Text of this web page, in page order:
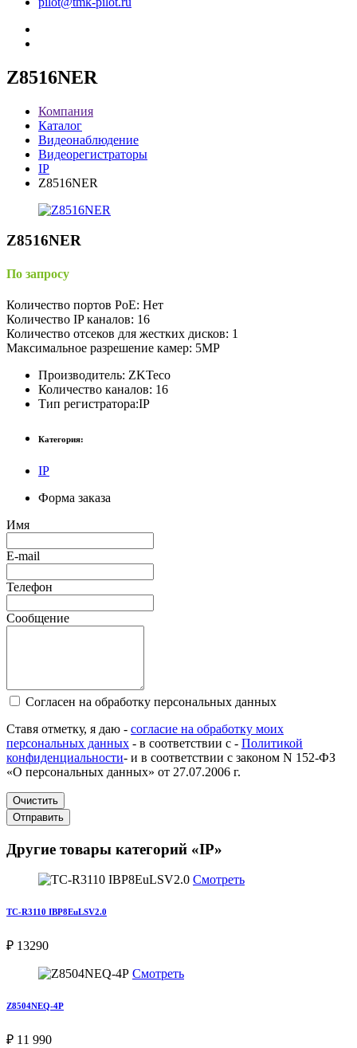
Z8516NER
Компания
Каталог
Видеонаблюдение
Видеорегистраторы
IP
Z8516NER
Z8516NER
По запросу
Количество портов PoE: Нет
Количество IP каналов: 16
Количество отсеков для жестких дисков: 1
Максимальное разрешение камер: 5MP
Производитель: ZKTeco
Количество каналов: 16
Тип регистратора:IP
Категория:
IP
Форма заказа
Имя
E-mail
Телефон
Сообщение
Согласен на обработку персональных данных
Ставя отметку, я даю - согласие на обработку моих
персональных данных - в соответствии с - Политикой
конфиденциальности- и в соответствии с законом N 152-ФЗ
«О персональных данных» от 27.07.2006 г.
Очистить
Отправить
Другие товары категорий «IP»
Смотреть
TC-R3110 IBP8EuLSV2.0
₽ 13290
Смотреть
Z8504NEQ-4P
₽ 11 990